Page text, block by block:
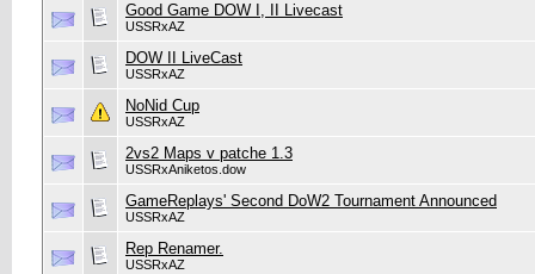
Good Game DOW I, II Livecast
USSRxAZ
DOW II LiveCast
USSRxAZ
NoNid Cup
USSRxAZ
2vs2 Maps v patche 1.3
USSRxAniketos.dow
GameReplays' Second DoW2 Tournament Announced
USSRxAZ
Rep Renamer.
USSRxAZ